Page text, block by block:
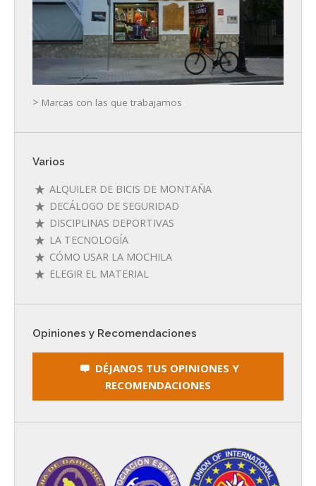
> Marcas con las que trabajamos
Varios
ALQUILER DE BICIS DE MONTAÑA
DECÁLOGO DE SEGURIDAD
DISCIPLINAS DEPORTIVAS
LA TECNOLOGÍA
CÓMO USAR LA MOCHILA
ELEGIR EL MATERIAL
Opiniones y Recomendaciones
DÉJANOS TUS OPINIONES Y
RECOMENDACIONES